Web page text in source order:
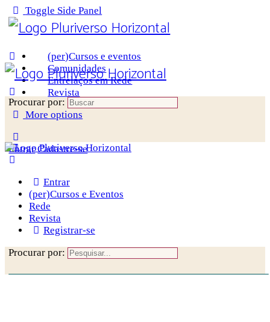
Toggle Side Panel
(per)Cursos e eventos
Comunidades
Entrelaços em Rede
Revista
More options
Entrar Cadastre-se
Procurar por:
Entrar
(per)Cursos e Eventos
Rede
Revista
Registrar-se
Procurar por: